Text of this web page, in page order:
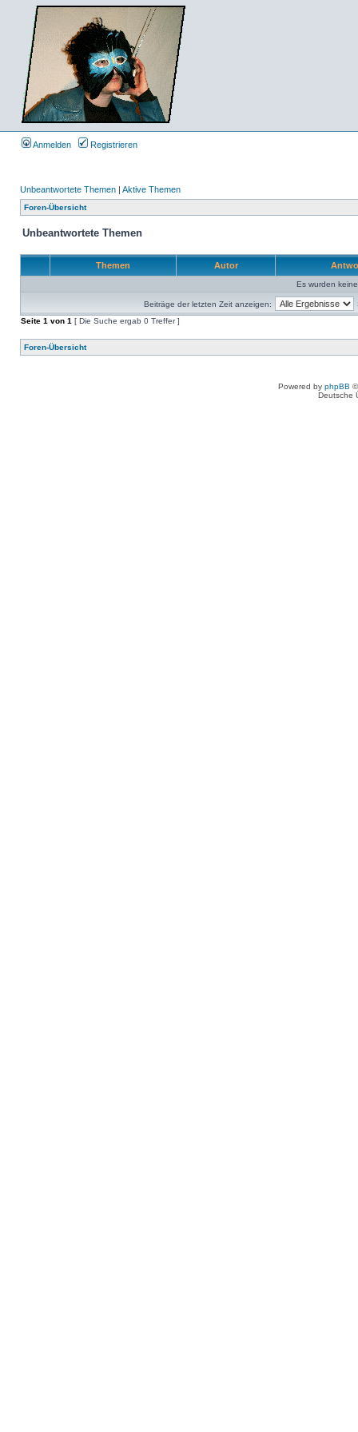
Anmelden Registrieren
Unbeantwortete Themen | Aktive Themen
Foren-Übersicht
Unbeantwortete Themen
Themen Autor
Es wurden
Beiträge der letzten Zeit anzeigen:
Seite 1 von 1 [ Die Suche ergab 0 Treffer ]
Foren-Übersicht
Powered by phpBB
Deutsche